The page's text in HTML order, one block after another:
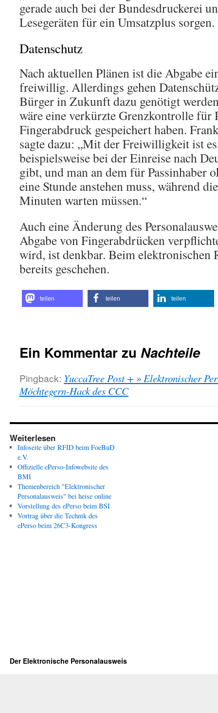
gerade auch bei der Bundesdruckerei
Lesegeräten für ein Umsatzplus sorgen.
Datenschutz
Nach aktuellen Plänen ist die Abgabe
freiwillig. Allerdings gehen
Bürger in Zukunft dazu genötigt
wäre eine verkürzte Grenzkontrolle für
Fingerabdruck gespeichert haben.
sagte dazu: Mit der Freiwilligkeit ist
beispielsweise bei der Einreise nach
gibt, und man an dem für Passinhaber
eine Stunde anstehen muss, während
Minuten warten müssen.
Auch eine Änderung des
Abgabe von Fingerabdrücken
wird, ist denkbar. Beim elektronischen
bereits geschehen.
teilen teilen teilen
Ein Kommentar zu Nachteile
Pingback: YuccaTree Post + » Elektronischer
Möchtegern-Hack des CCC
Weiterlesen
Infoseite über RFID beim FoeBuD
e.V.
Offizielle ePerso-Infowebsite des
BMI
Themenbereich "Elektronischer
Personalausweis" bei heise online
Vorstellung des ePerso beim BSI
Vortrag über die Technik des
ePerso beim 26C3-Kongress
Der Elektronische Personalausweis